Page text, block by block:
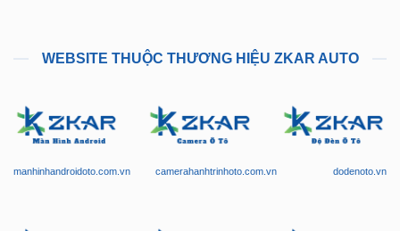
WEBSITE THUỘC THƯƠNG HIỆU ZKAR AUTO
manhinhandroidoto.com.vn camerahanhtrinhoto.com.vn dodenoto.vn